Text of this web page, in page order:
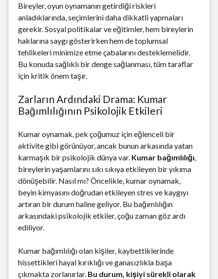
Bireyler, oyun oynamanın getirdiği riskleri
anladıklarında, seçimlerini daha dikkatli yapmaları
gerekir. Sosyal politikalar ve eğitimler, hem bireylerin
haklarına saygı gösterirken hem de toplumsal
tehlikeleri minimize etme çabalarını desteklemelidir.
Bu konuda sağlıklı bir denge sağlanması, tüm taraflar
için kritik önem taşır.
Zarların Ardındaki Drama: Kumar
Bağımlılığının Psikolojik Etkileri
Kumar oynamak, pek çoğumuz için eğlenceli bir
aktivite gibi görünüyor, ancak bunun arkasında yatan
karmaşık bir psikolojik dünya var. Kumar bağımlılığı,
bireylerin yaşamlarını sıkı sıkıya etkileyen bir yıkıma
dönüşebilir. Nasıl mı? Öncelikle, kumar oynamak,
beyin kimyasını doğrudan etkileyen stres ve kaygıyı
artıran bir durum haline geliyor. Bu bağımlılığın
arkasındaki psikolojik etkiler, çoğu zaman göz ardı
ediliyor.
Kumar bağımlılığı olan kişiler, kaybettiklerinde
hissettikleri hayal kırıklığı ve ganasızlıkla başa
çıkmakta zorlanırlar. Bu durum, kişiyi sürekli olarak